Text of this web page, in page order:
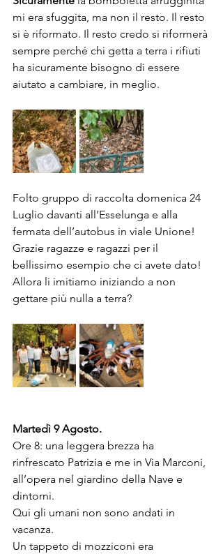
mi era sfuggita, ma non il resto. Il resto
si è riformato. Il resto credo si riformerà
sempre perché chi getta a terra i rifiuti
ha sicuramente bisogno di essere
aiutato a cambiare, in meglio.
Folto gruppo di raccolta domenica 24
Luglio davanti all’Esselunga e alla
fermata dell’autobus in viale Unione!
Grazie ragazze e ragazzi per il
bellissimo esempio che ci avete dato!
Allora li imitiamo iniziando a non
gettare più nulla a terra?
Martedì 9 Agosto.
Ore 8: una leggera brezza ha
rinfrescato Patrizia e me in Via Marconi,
all’opera nel giardino della Nave e
dintorni.
Qui gli umani non sono andati in
vacanza.
Un tappeto di mozziconi era